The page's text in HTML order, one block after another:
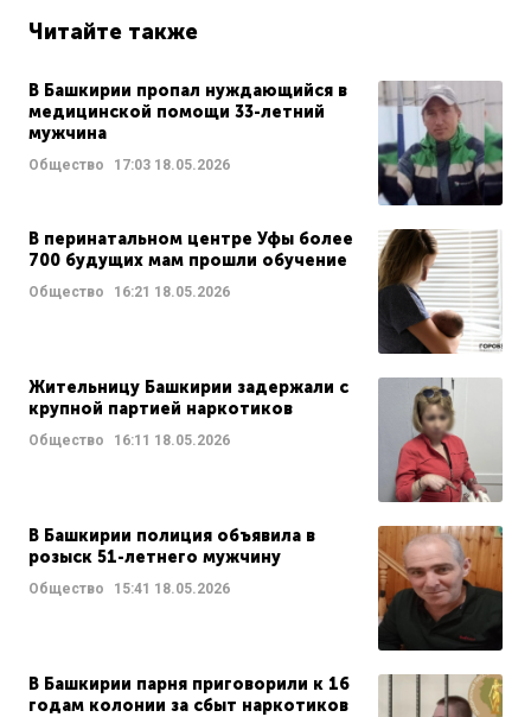
Читайте также
В Башкирии пропал нуждающийся в
медицинской помощи 33-летний
мужчина
Общество 17:03 18.05.2026
В перинатальном центре Уфы более
700 будущих мам прошли обучение
Общество 16:21 18.05.2026
Жительницу Башкирии задержали с
крупной партией наркотиков
Общество 16:11 18.05.2026
В Башкирии полиция объявила в
розыск 51-летнего мужчину
Общество 15:41 18.05.2026
В Башкирии парня приговорили к 16
годам колонии за сбыт наркотиков